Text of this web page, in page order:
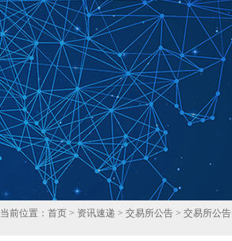
当前位置： 首页 > 资讯速递 > 交易所公告 > 交易所公告